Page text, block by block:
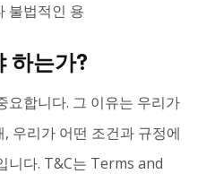
불법적인 용
하는가?
요합니다. 그 이유는 우리가
우리가 어떤 조건과 규정에
니다. T&C는 Terms and